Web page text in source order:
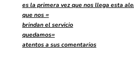
es la primera vez que nos llega esta
que nos =
brindan el servicio
quedamos=
atentos a sus comentarios